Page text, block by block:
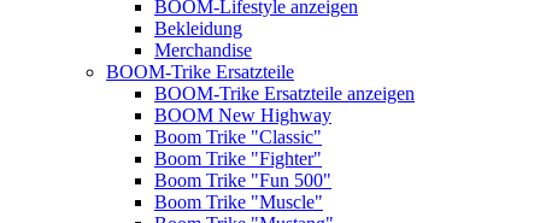
BOOM-Lifestyle anzeigen
Bekleidung
Merchandise
BOOM-Trike Ersatzteile
BOOM-Trike Ersatzteile anzeigen
BOOM New Highway
Boom Trike "Classic"
Boom Trike "Fighter"
Boom Trike "Fun 500"
Boom Trike "Muscle"